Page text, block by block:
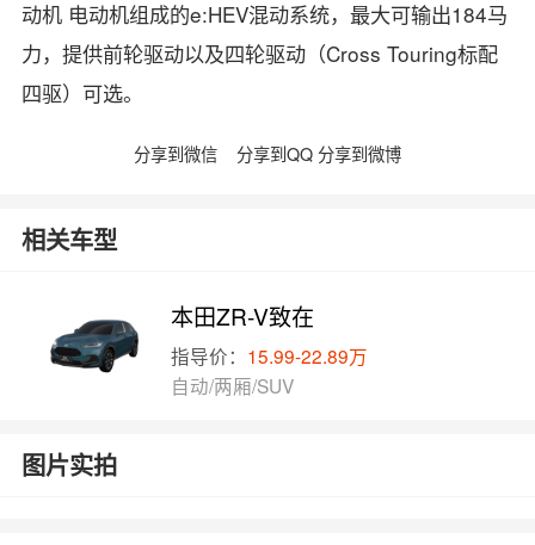
动机 电动机组成的e:HEV混动系统，最大可输出184马
力，提供前轮驱动以及四轮驱动（Cross Touring标配
四驱）可选。
分享到微信 分享到QQ 分享到微博
相关车型
本田ZR-V致在
指导价： 15.99-22.89万
自动/两厢/SUV
图片实拍